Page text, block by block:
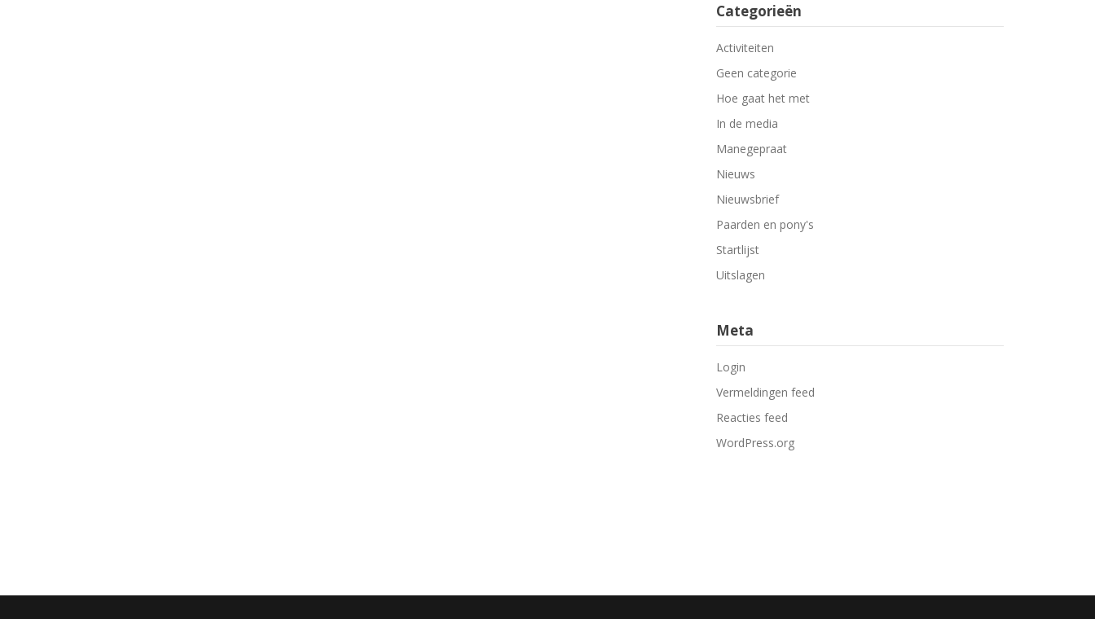
Categorieën
Activiteiten
Geen categorie
Hoe gaat het met
In de media
Manegepraat
Nieuws
Nieuwsbrief
Paarden en pony's
Startlijst
Uitslagen
Meta
Login
Vermeldingen feed
Reacties feed
WordPress.org